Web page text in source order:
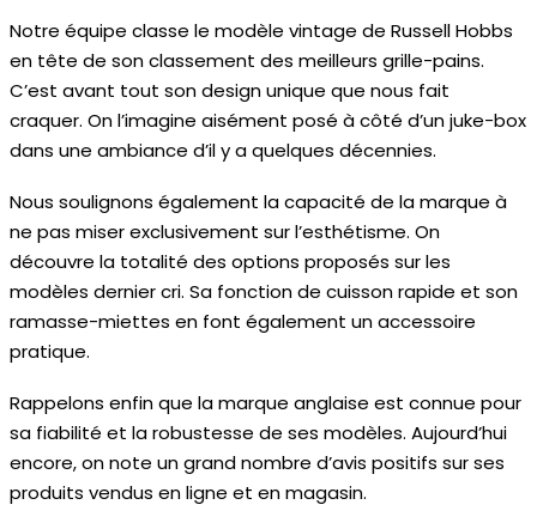
Notre équipe classe le modèle vintage de Russell Hobbs
en tête de son classement des meilleurs grille-pains.
C’est avant tout son design unique que nous fait
craquer. On l’imagine aisément posé à côté d’un juke-box
dans une ambiance d’il y a quelques décennies.
Nous soulignons également la capacité de la marque à
ne pas miser exclusivement sur l’esthétisme. On
découvre la totalité des options proposés sur les
modèles dernier cri. Sa fonction de cuisson rapide et son
ramasse-miettes en font également un accessoire
pratique.
Rappelons enfin que la marque anglaise est connue pour
sa fiabilité et la robustesse de ses modèles. Aujourd’hui
encore, on note un grand nombre d’avis positifs sur ses
produits vendus en ligne et en magasin.